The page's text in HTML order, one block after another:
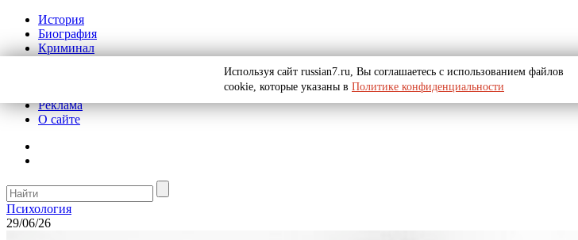
История
Биография
Криминал
Реклама
О сайте
Психология
29/06/26
Используя сайт russian7.ru, Вы соглашаетесь с использованием файлов
cookie, которые указаны в Политике конфиденциальности